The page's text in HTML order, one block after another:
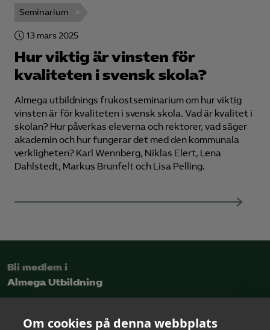
Om cookies på denna webbplats
Seminarium
13 mars 2025
Hur viktig är vinsten för
kvaliteten i svensk skola?
Almega utbildnings frukostseminarium om hur viktig
vinsten är för kvaliteten i svensk skola. Vad är kvalitet i
skolan? Hur påverkas eleverna och rektorer, vad säger
akademin och hur fungerar det med den kommunala
verkligheten? Karl Wennberg, Niklas Elert, Lena
Dahlstedt, Markus Brunfelt och Lisa Pelling.
Bli medlem i
Almega Utbildning